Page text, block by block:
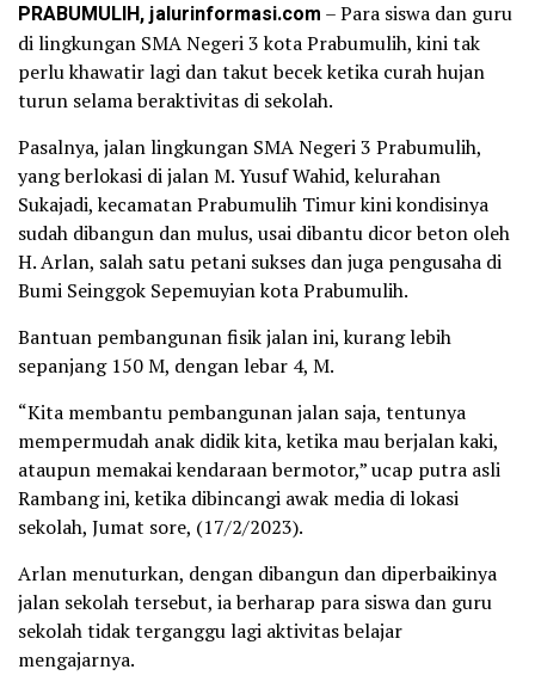
PRABUMULIH, jalurinformasi.com – Para siswa dan guru
di lingkungan SMA Negeri 3 kota Prabumulih, kini tak
perlu khawatir lagi dan takut becek ketika curah hujan
turun selama beraktivitas di sekolah.
Pasalnya, jalan lingkungan SMA Negeri 3 Prabumulih,
yang berlokasi di jalan M. Yusuf Wahid, kelurahan
Sukajadi, kecamatan Prabumulih Timur kini kondisinya
sudah dibangun dan mulus, usai dibantu dicor beton oleh
H. Arlan, salah satu petani sukses dan juga pengusaha di
Bumi Seinggok Sepemuyian kota Prabumulih.
Bantuan pembangunan fisik jalan ini, kurang lebih
sepanjang 150 M, dengan lebar 4, M.
“Kita membantu pembangunan jalan saja, tentunya
mempermudah anak didik kita, ketika mau berjalan kaki,
ataupun memakai kendaraan bermotor,” ucap putra asli
Rambang ini, ketika dibincangi awak media di lokasi
sekolah, Jumat sore, (17/2/2023).
Arlan menuturkan, dengan dibangun dan diperbaikinya
jalan sekolah tersebut, ia berharap para siswa dan guru
sekolah tidak terganggu lagi aktivitas belajar
mengajarnya.